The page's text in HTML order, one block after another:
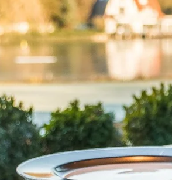
Martin's Rentmeesterij
Bilzen, 4*